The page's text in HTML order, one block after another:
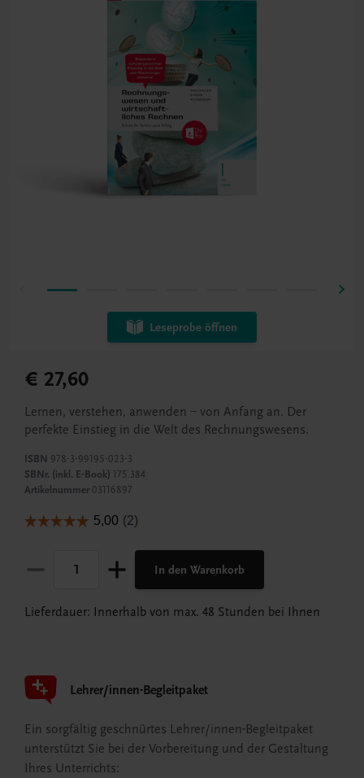
Leseprobe öffnen
€ 27,60
Lernen, verstehen, anwenden – von Anfang an. Der
perfekte Einstieg in die Welt des Rechnungswesens.
ISBN 978-3-99195-023-3
SBNr. (inkl. E-Book) 175.384
Artikelnummer 03116897
In den Warenkorb
Lieferdauer: Innerhalb von max. 48 Stunden bei Ihnen
Lehrer/innen-Begleitpaket
Ein sorgfältig geschnürtes Lehrer/innen-Begleitpaket
unterstützt Sie bei der Vorbereitung und der Gestaltung
Ihres Unterrichts: